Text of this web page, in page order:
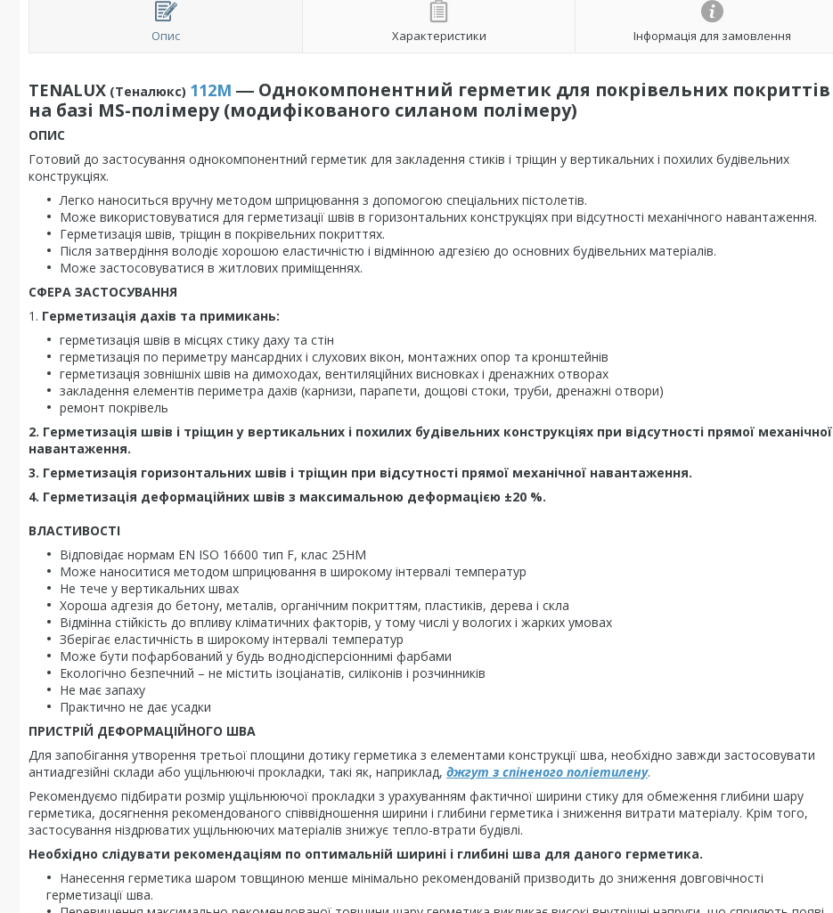
Опис Характеристики Інформація для замовлення
TENALUX (Теналюкс) 112М ― Однокомпонентний герметик для покрівельних покриттів
на базі MS-полімеру (модифікованого силаном полімеру)
ОПИС
Готовий до застосування однокомпонентний герметик для закладення стиків і тріщин у вертикальних і похилих будівельних
конструкціях.
Легко наноситься вручну методом шприцювання з допомогою спеціальних пістолетів.
Може використовуватися для герметизації швів в горизонтальних конструкціях при відсутності механічного навантаження.
Герметизація швів, тріщин в покрівельних покриттях.
Після затвердіння володіє хорошою еластичністю і відмінною адгезією до основних будівельних матеріалів.
Може застосовуватися в житлових приміщеннях.
СФЕРА ЗАСТОСУВАННЯ
1. Герметизація дахів та примикань:
герметизація швів в місцях стику даху та стін
герметизація по периметру мансардних і слухових вікон, монтажних опор та кронштейнів
герметизація зовнішніх швів на димоходах, вентиляційних висновках і дренажних отворах
закладення елементів периметра дахів (карнизи, парапети, дощові стоки, труби, дренажні отвори)
ремонт покрівель
2. Герметизація швів і тріщин у вертикальних і похилих будівельних конструкціях при відсутності прямої механічної
навантаження.
3. Герметизація горизонтальних швів і тріщин при відсутності прямої механічної навантаження.
4. Герметизація деформаційних швів з максимальною деформацією ±20 %.
ВЛАСТИВОСТІ
Відповідає нормам EN ISO 16600 тип F, клас 25HM
Може наноситися методом шприцювання в широкому інтервалі температур
Не тече у вертикальних швах
Хороша адгезія до бетону, металів, органічним покриттям, пластиків, дерева і скла
Відмінна стійкість до впливу кліматичних факторів, у тому числі у вологих і жарких умовах
Зберігає еластичність в широкому інтервалі температур
Може бути пофарбований у будь воднодісперсіоннимі фарбами
Екологічно безпечний – не містить ізоціанатів, силіконів і розчинників
Не має запаху
Практично не дає усадки
ПРИСТРІЙ ДЕФОРМАЦІЙНОГО ШВА
Для запобігання утворення третьої площини дотику герметика з елементами конструкції шва, необхідно завжди застосовувати
антиадгезійні склади або ущільнюючі прокладки, такі як, наприклад, джгут з спіненого поліетилену.
Рекомендуємо підбирати розмір ущільнюючої прокладки з урахуванням фактичної ширини стику для обмеження глибини шару
герметика, досягнення рекомендованого співвідношення ширини і глибини герметика і зниження витрати матеріалу. Крім того,
застосування ніздрюватих ущільнюючих матеріалів знижує тепло-втрати будівлі.
Необхідно слідувати рекомендаціям по оптимальній ширині і глибині шва для даного герметика.
Нанесення герметика шаром товщиною менше мінімально рекомендованій призводить до зниження довговічності
герметизації шва.